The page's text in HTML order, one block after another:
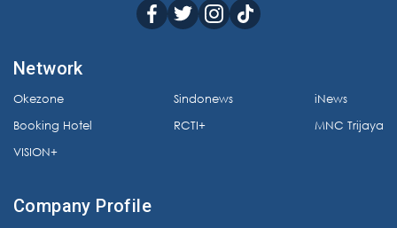
Network
Okezone
Booking Hotel
VISION+
Sindonews
RCTI+
iNews
MNC Trijaya
Company Profile